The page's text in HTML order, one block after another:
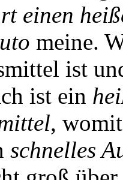
einen
meine.
ist
ist ein
,
schnelles